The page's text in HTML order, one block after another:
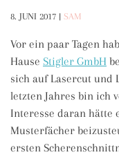
8. JUNI 2017 | SAM
Vor ein paar Tagen
Hause Stigler GmbH
sich auf Lasercut und
letzten Jahres bin ich
Interesse daran hätte
Musterfächer
ersten